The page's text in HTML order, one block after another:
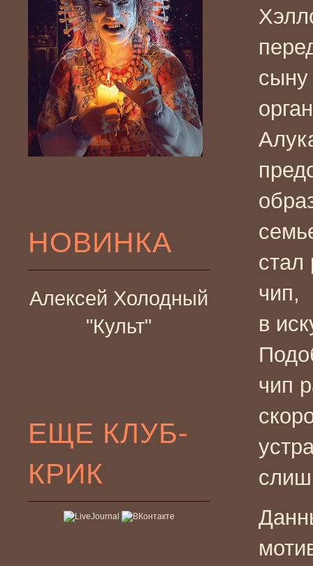
НОВИНКА
Алексей Холодный
"Культ"
ЕЩЕ КЛУБ-
КРИК
стал
чип,
в
чип